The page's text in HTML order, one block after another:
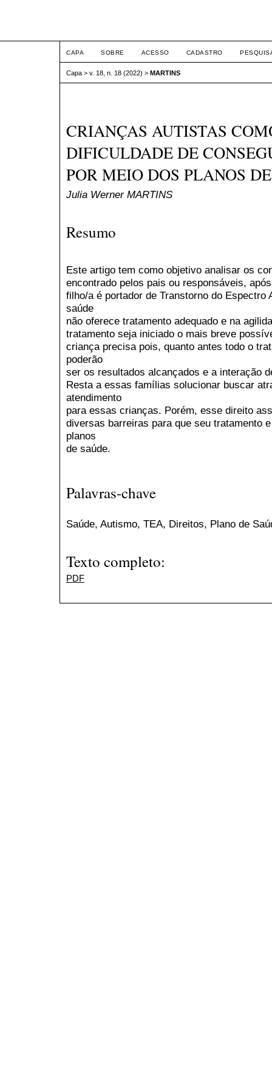
CAPA SOBRE ACESSO CADASTRO
Capa > v. 18, n. 18 (2022) > MARTINS
CRIANÇAS AUTISTAS
DIFICULDADE DE
POR MEIO DOS PLANOS
Julia Werner MARTINS
Resumo
Este artigo tem como objetivo analisar os
encontrado pelos pais ou responsáveis,
filho/a é portador de Transtorno do Espectro
saúde
não oferece tratamento adequado e na
tratamento seja iniciado o mais breve
criança precisa pois, quanto antes todo o
poderão
ser os resultados alcançados e a interação
Resta a essas famílias solucionar buscar
atendimento
para essas crianças. Porém, esse direito
diversas barreiras para que seu tratamento
planos
de saúde.
Palavras-chave
Saúde, Autismo, TEA, Direitos, Plano de
Texto completo:
PDF